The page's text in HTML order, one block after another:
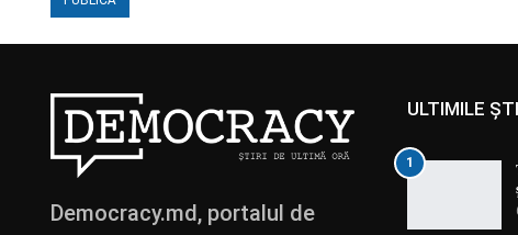
Democracy.md, portalul de
ULTIMILE
1